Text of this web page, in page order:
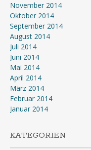
November 2014
Oktober 2014
September 2014
August 2014
Juli 2014
Juni 2014
Mai 2014
April 2014
März 2014
Februar 2014
Januar 2014
KATEGORIEN